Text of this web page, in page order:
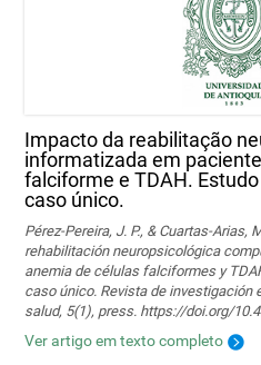
Impacto da reabilitação
informatizada em
falciforme e TDAH.
caso único.
Pérez-Pereira, J. P., & Cuartas-Arias,
rehabilitación neuropsicológica
anemia de células falciformes y
caso único. Revista de investigación
salud, 5(1), press. https://doi.org/
Ver artigo em texto completo